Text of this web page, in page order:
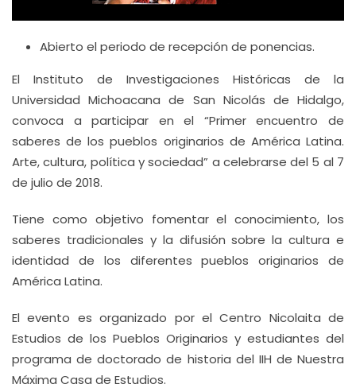
Abierto el periodo de recepción de ponencias.
El Instituto de Investigaciones Históricas de la
Universidad Michoacana de San Nicolás de Hidalgo,
convoca a participar en el “Primer encuentro de
saberes de los pueblos originarios de América Latina.
Arte, cultura, política y sociedad” a celebrarse del 5 al 7
de julio de 2018.
Tiene como objetivo fomentar el conocimiento, los
saberes tradicionales y la difusión sobre la cultura e
identidad de los diferentes pueblos originarios de
América Latina.
El evento es organizado por el Centro Nicolaita de
Estudios de los Pueblos Originarios y estudiantes del
programa de doctorado de historia del IIH de Nuestra
Máxima Casa de Estudios.